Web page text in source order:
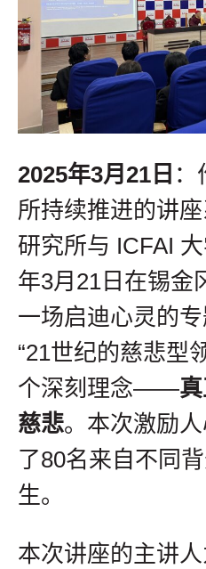
2025年3月21日 ：
所持续推进的讲座
研究所与 ICFAI
年3月21日在锡金
一场启迪心灵的
“21世纪的慈悲型
个深刻理念——
慈悲。本次激励
了80名来自不同
生。
本次讲座的主讲